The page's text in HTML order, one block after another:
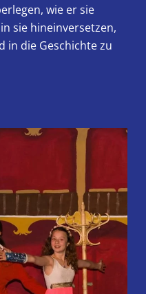
wie er sie
sie hineinversetzen,
in die Geschichte zu